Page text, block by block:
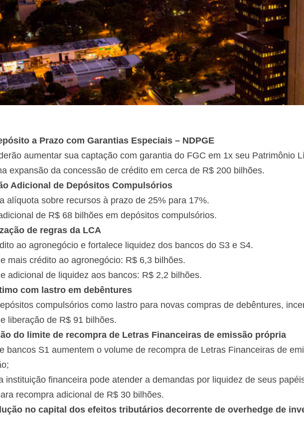
a Prazo com Garantias Especiais – NDPGE
aumentar sua captação com garantia do FGC em 1x seu Patrimônio
expansão da concessão de crédito em cerca de R$ 200 bilhões.
Adicional de Depósitos Compulsórios
alíquota sobre recursos à prazo de 25% para 17%.
de R$ 68 bilhões em depósitos compulsórios.
de regras da LCA
ao agronegócio e fortalece liquidez dos bancos do S3 e S4.
mais crédito ao agronegócio: R$ 6,3 bilhões.
adicional de liquidez aos bancos: R$ 2,2 bilhões.
com lastro em debêntures
compulsórios como lastro para novas compras de debêntures,
liberação de R$ 91 bilhões.
do limite de recompra de Letras Financeiras de emissão própria
bancos S1 aumentem o volume de recompra de Letras Financeiras de
instituição financeira pode atender a demandas por liquidez de seus
recompra adicional de R$ 30 bilhões.
no capital dos efeitos tributários decorrente de overhedge de